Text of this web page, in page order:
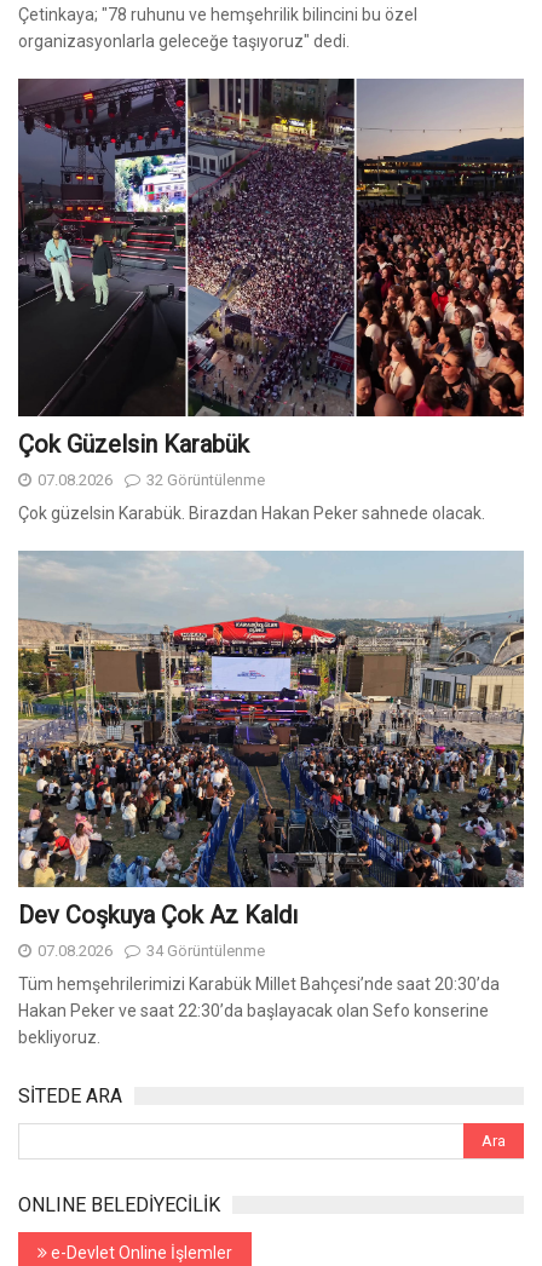
Çetinkaya; "78 ruhunu ve hemşehrilik bilincini bu özel
organizasyonlarla geleceğe taşıyoruz" dedi.
Çok Güzelsin Karabük
07.08.2026 32 Görüntülenme
Çok güzelsin Karabük. Birazdan Hakan Peker sahnede olacak.
Dev Coşkuya Çok Az Kaldı
07.08.2026 34 Görüntülenme
Tüm hemşehrilerimizi Karabük Millet Bahçesi’nde saat 20:30’da
Hakan Peker ve saat 22:30’da başlayacak olan Sefo konserine
bekliyoruz.
SİTEDE ARA
ONLINE BELEDİYECİLİK
e-Devlet Online İşlemler